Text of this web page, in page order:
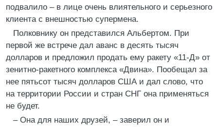
подвалило – в лице очень влиятельного и серьезного
клиента с внешностью супермена.
Полковнику он представился Альбертом. При
первой же встрече дал аванс в десять тысяч
долларов и предложил продать ему ракету «11-Д» от
зенитно-ракетного комплекса «Двина». Пообещал за
нее пятьсот тысяч долларов США и дал слово, что
на территории России и стран СНГ она применяться
не будет.
– Она для наших друзей, – заверил он и